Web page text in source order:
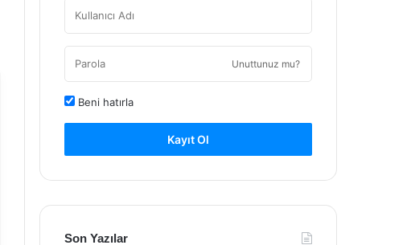
Unuttunuz mu?
Beni hatırla
Kayıt Ol
Son Yazılar